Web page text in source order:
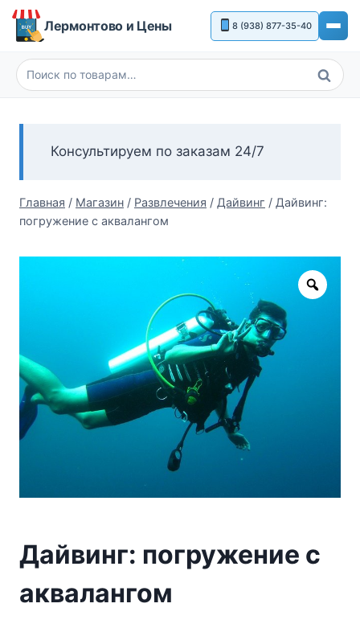
Перейти
Лермонтово и Цены 8 (938) 877-35-40
Искать:
Поиск
Консультируем по заказам 24/7
Главная / Магазин / Развлечения / Дайвинг / Дайвинг:
погружение с аквалангом
Zoom
Дайвинг: погружение с
аквалангом